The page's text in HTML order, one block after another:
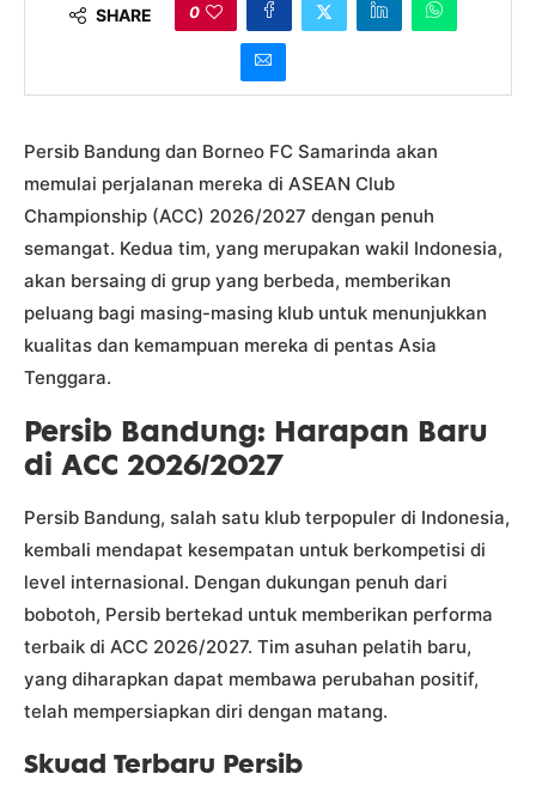
SHARE 0
Persib Bandung dan Borneo FC Samarinda akan
memulai perjalanan mereka di ASEAN Club
Championship (ACC) 2026/2027 dengan penuh
semangat. Kedua tim, yang merupakan wakil Indonesia,
akan bersaing di grup yang berbeda, memberikan
peluang bagi masing-masing klub untuk menunjukkan
kualitas dan kemampuan mereka di pentas Asia
Tenggara.
Persib Bandung: Harapan Baru
di ACC 2026/2027
Persib Bandung, salah satu klub terpopuler di Indonesia,
kembali mendapat kesempatan untuk berkompetisi di
level internasional. Dengan dukungan penuh dari
bobotoh, Persib bertekad untuk memberikan performa
terbaik di ACC 2026/2027. Tim asuhan pelatih baru,
yang diharapkan dapat membawa perubahan positif,
telah mempersiapkan diri dengan matang.
Skuad Terbaru Persib